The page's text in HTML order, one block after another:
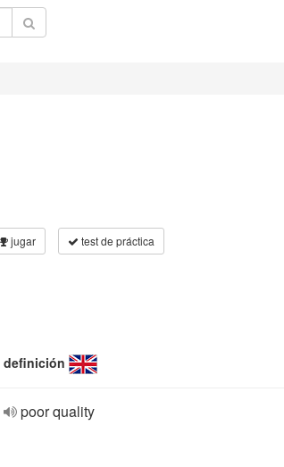
jugar test de práctica
definición
poor quality